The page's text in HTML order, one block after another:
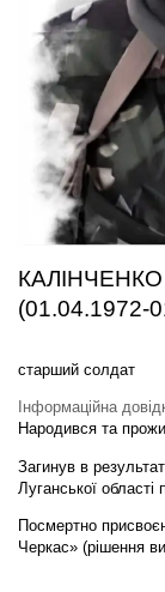
КАЛІНЧЕНКО
(01.04.1972-
старший солдат
Інформаційна
Народився та
Загинув в
Луганської області
Посмертно
Черкас» (рішення